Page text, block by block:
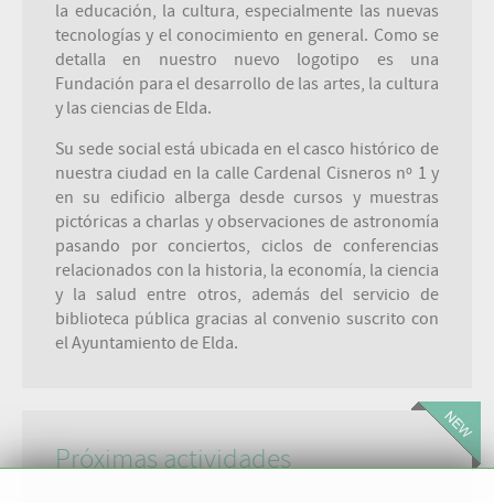
la educación, la cultura, especialmente las nuevas
tecnologías y el conocimiento en general. Como se
detalla en nuestro nuevo logotipo es una
Fundación para el desarrollo de las artes, la cultura
y las ciencias de Elda.
Su sede social está ubicada en el casco histórico de
nuestra ciudad en la calle Cardenal Cisneros nº 1 y
en su edificio alberga desde cursos y muestras
pictóricas a charlas y observaciones de astronomía
pasando por conciertos, ciclos de conferencias
relacionados con la historia, la economía, la ciencia
y la salud entre otros, además del servicio de
biblioteca pública gracias al convenio suscrito con
el Ayuntamiento de Elda.
Próximas actividades